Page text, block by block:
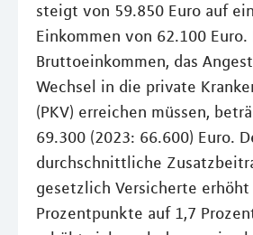
steigt von 59.850 Euro auf
Einkommen von 62.100 Euro.
Bruttoeinkommen, das
Wechsel in die private
(PKV) erreichen müssen,
69.300 (2023: 66.600) Euro.
durchschnittliche
gesetzlich Versicherte erhöht
Prozentpunkte auf 1,7